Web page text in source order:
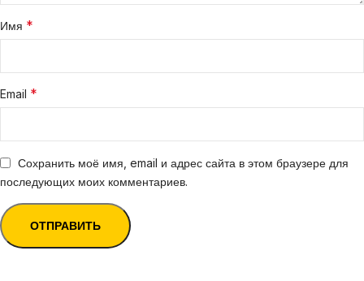
Имя *
Email *
Сохранить моё имя, email и адрес сайта в этом браузере для
последующих моих комментариев.